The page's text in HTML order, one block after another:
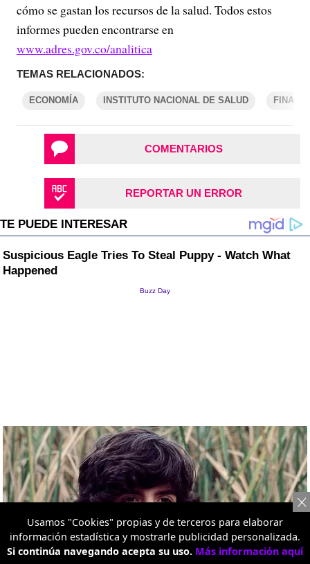
cómo se gastan los recursos de la salud. Todos estos
informes pueden encontrarse en
www.adres.gov.co/analitica
TEMAS RELACIONADOS:
ECONOMÍA INSTITUTO NACIONAL DE SALUD
COMENTARIOS
REPORTAR UN ERROR
Usamos "Cookies" propias y de terceros para elaborar
información estadística y mostrarle publicidad personalizada.
Si continúa navegando acepta su uso. Más información aquí